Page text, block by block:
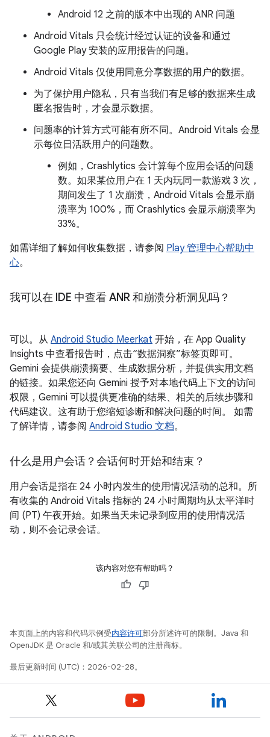
Android 12 之前的版本中出现的 ANR 问题
Android Vitals 只会统计经过认证的设备和通过
Google Play 安装的应用报告的问题。
Android Vitals 仅使用同意分享数据的用户的数据。
为了保护用户隐私，只有当我们有足够的数据来生成
匿名报告时，才会显示数据。
问题率的计算方式可能有所不同。Android Vitals 会显
示每位日活跃用户的问题数。
例如，Crashlytics 会计算每个应用会话的问题
数。如果某位用户在 1 天内玩同一款游戏 3 次，
期间发生了 1 次崩溃，Android Vitals 会显示崩
溃率为 100%，而 Crashlytics 会显示崩溃率为
33%。
如需详细了解如何收集数据，请参阅 Play 管理中心帮助中
心。
我可以在 IDE 中查看 ANR 和崩溃分析洞见吗？
可以。从 Android Studio Meerkat 开始，在 App Quality
Insights 中查看报告时，点击“数据洞察”标签页即可。
Gemini 会提供崩溃摘要、生成数据分析，并提供实用文档
的链接。如果您还向 Gemini 授予对本地代码上下文的访问
权限，Gemini 可以提供更准确的结果、相关的后续步骤和
代码建议。这有助于您缩短诊断和解决问题的时间。 如需
了解详情，请参阅 Android Studio 文档。
什么是用户会话？会话何时开始和结束？
用户会话是指在 24 小时内发生的使用情况活动的总和。所
有收集的 Android Vitals 指标的 24 小时周期均从太平洋时
间 (PT) 午夜开始。如果当天未记录到应用的使用情况活
动，则不会记录会话。
该内容对您有帮助吗？
本页面上的内容和代码示例受内容许可部分所述许可的限制。Java 和
OpenJDK 是 Oracle 和/或其关联公司的注册商标。
最后更新时间 (UTC)：2026-02-28。